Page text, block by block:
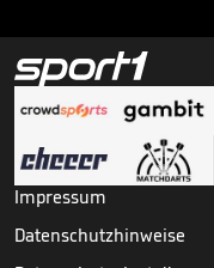
Impressum
Datenschutzhinweise